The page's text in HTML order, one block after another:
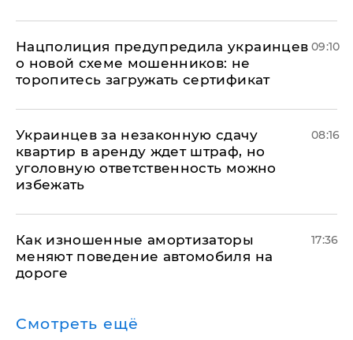
Нацполиция предупредила украинцев
о новой схеме мошенников: не
торопитесь загружать сертификат
09:10
Украинцев за незаконную сдачу
квартир в аренду ждет штраф, но
уголовную ответственность можно
избежать
08:16
Как изношенные амортизаторы
меняют поведение автомобиля на
дороге
17:36
Смотреть ещё